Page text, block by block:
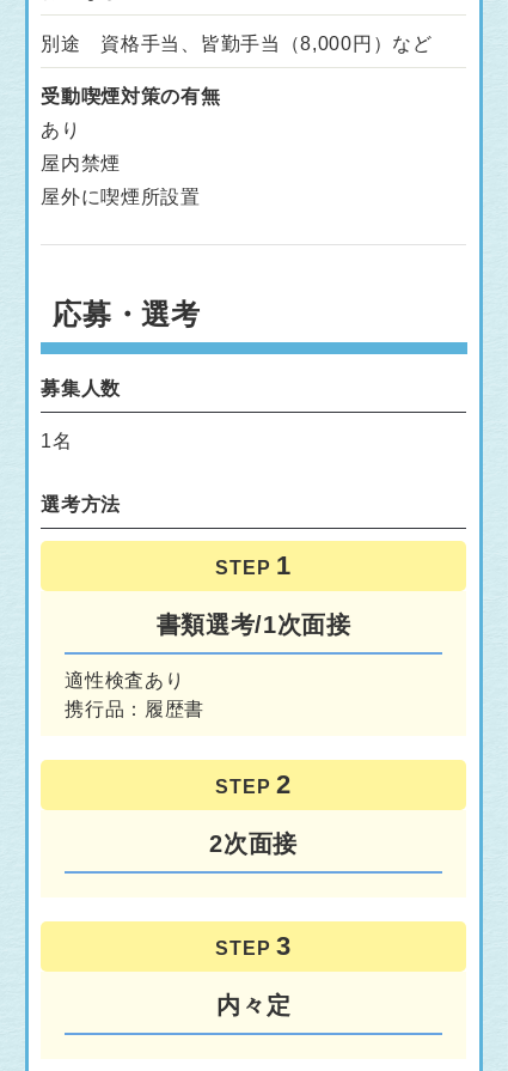
別途 資格手当、皆勤手当（8,000円）など
受動喫煙対策の有無
あり
屋内禁煙
屋外に喫煙所設置
応募・選考
募集人数
1名
選考方法
STEP
書類選考/1次面接
適性検査あり
携行品：履歴書
STEP
2次面接
STEP
内々定